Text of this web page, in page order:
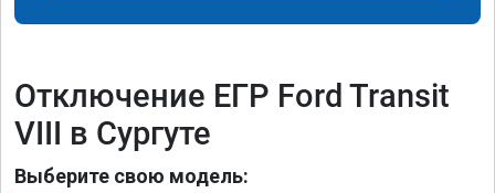
Отключение ЕГР Ford Transit
VIII в Сургуте
Выберите свою модель: